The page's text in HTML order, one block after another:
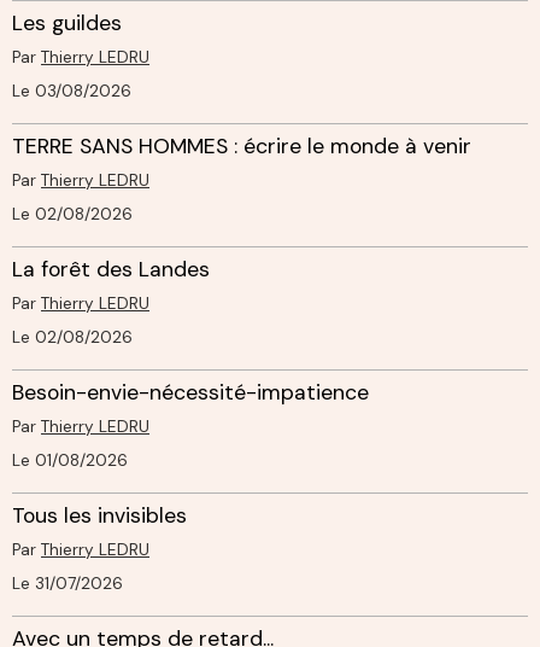
Les guildes
Par Thierry LEDRU
Le 03/08/2026
TERRE SANS HOMMES : écrire le monde à venir
Par Thierry LEDRU
Le 02/08/2026
La forêt des Landes
Par Thierry LEDRU
Le 02/08/2026
Besoin-envie-nécessité-impatience
Par Thierry LEDRU
Le 01/08/2026
Tous les invisibles
Par Thierry LEDRU
Le 31/07/2026
Avec un temps de retard...